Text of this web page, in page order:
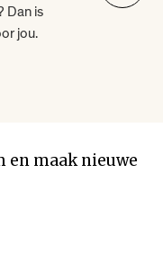
Dan is
jou.
en maak nieuwe